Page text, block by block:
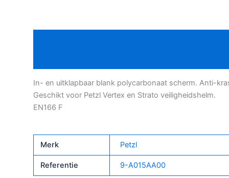
In- en uitklapbaar blank polycarbonaat scherm. Anti-
Geschikt voor Petzl Vertex en Strato veiligheidshelm.
EN166 F
Merk Petzl
Referentie 9-A015AA00